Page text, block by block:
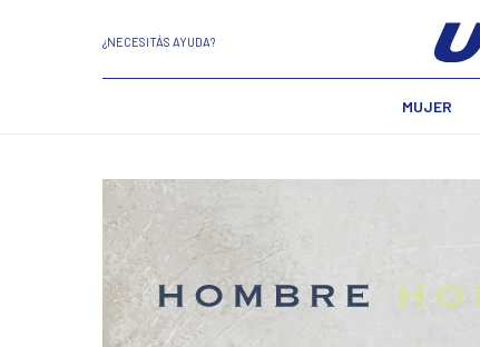
MUJER
¿NECESITÁS AYUDA?